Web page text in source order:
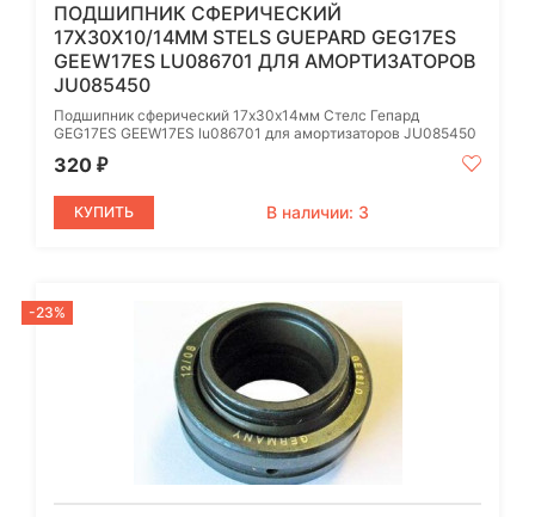
ПОДШИПНИК СФЕРИЧЕСКИЙ
17Х30Х10/14ММ STELS GUEPARD GEG17ES
GEEW17ES LU086701 ДЛЯ АМОРТИЗАТОРОВ
JU085450
Подшипник сферический 17х30х14мм Стелс Гепард
GEG17ES GEEW17ES lu086701 для амортизаторов JU085450
320 ₽
КУПИТЬ В наличии: 3
-23%